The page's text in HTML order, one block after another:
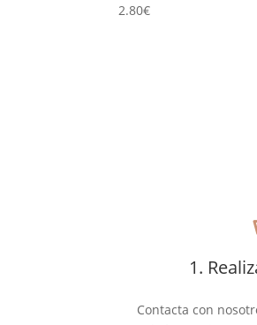
2.80€
1.
Contacta con